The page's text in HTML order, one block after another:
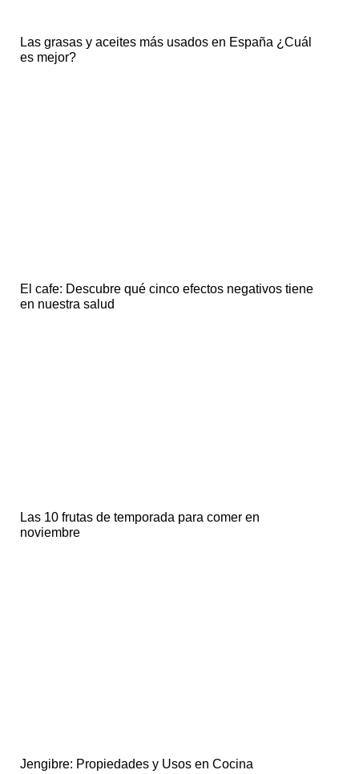
Las grasas y aceites más usados en España ¿Cuál
es mejor?
El cafe: Descubre qué cinco efectos negativos tiene
en nuestra salud
Las 10 frutas de temporada para comer en
noviembre
Jengibre: Propiedades y Usos en Cocina